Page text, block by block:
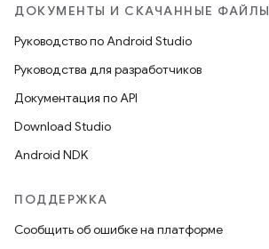
ДОКУМЕНТЫ И СКАЧАННЫЕ ФАЙЛЫ
Руководство по Android Studio
Руководства для разработчиков
Документация по API
Download Studio
Android NDK
ПОДДЕРЖКА
Сообщить об ошибке на платформе